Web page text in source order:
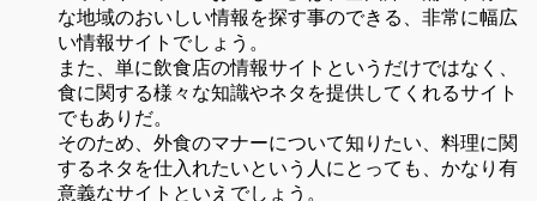
な地域のおいしい情報を探す事のできる、非常に幅広
い情報サイトでしょう。
また、単に飲食店の情報サイトというだけではなく、
食に関する様々な知識やネタを提供してくれるサイト
でもありだ。
そのため、外食のマナーについて知りたい、料理に関
するネタを仕入れたいという人にとっても、かなり有
意義なサイトといえでしょう。